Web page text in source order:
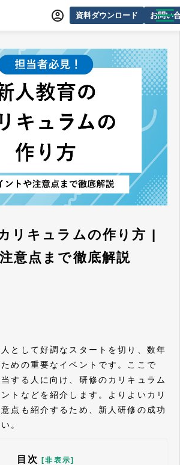
資料ダウンロード お問い
サービス一覧
オンラインデモ
導入事例
セミナー・イベント情報
できるをふやす研究所
リキュラムの作り方 |
意点まで徹底解説
として好調なスタートを切り、数年
めの重要なイベントです。ここで
する人に向け、研修のカリキュラム
トなどを紹介します。よりよいカリ
点も紹介するため、新人研修の成功
。
目次 [非表示]